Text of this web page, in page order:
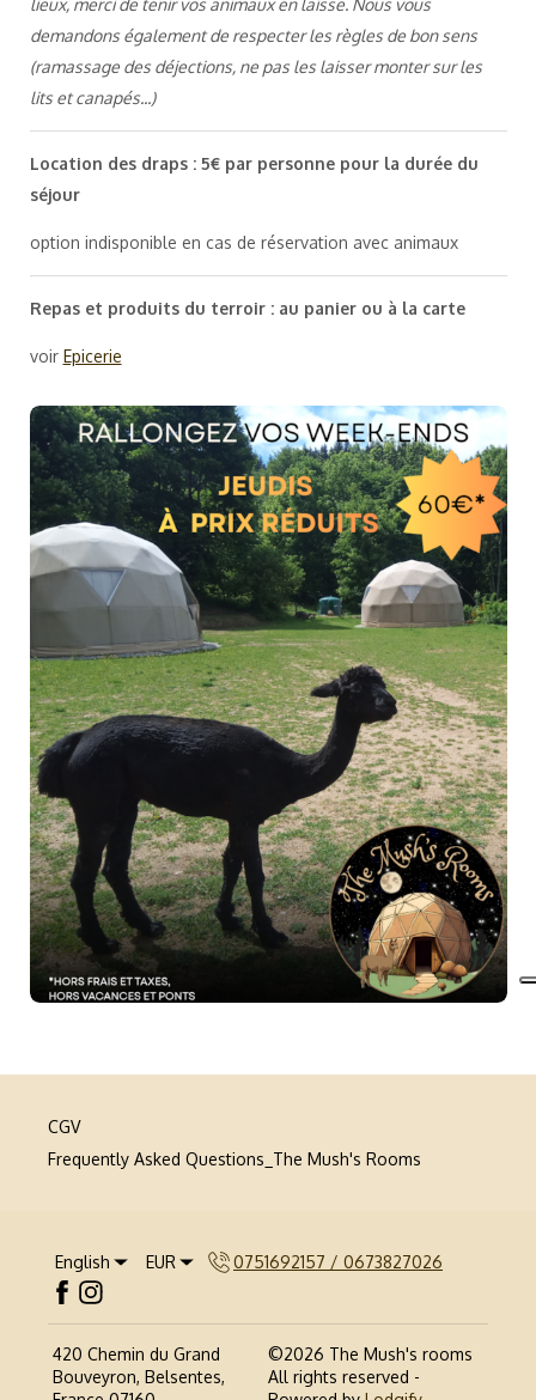
demandons également de respecter les règles de bon sens
(ramassage des déjections, ne pas les laisser monter sur les
lits et canapés...)
Location des draps : 5€ par personne pour la durée du
séjour
option indisponible en cas de réservation avec animaux
Repas et produits du terroir : au panier ou à la carte
voir Epicerie
CGV
Frequently Asked Questions_The Mush's Rooms
English EUR 0751692157 / 0673827026
420 Chemin du Grand
Bouveyron, Belsentes,
©2026 The Mush's rooms
All rights reserved -